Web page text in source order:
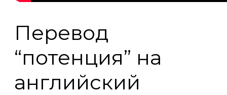
Перевод
“потенция” на
английский